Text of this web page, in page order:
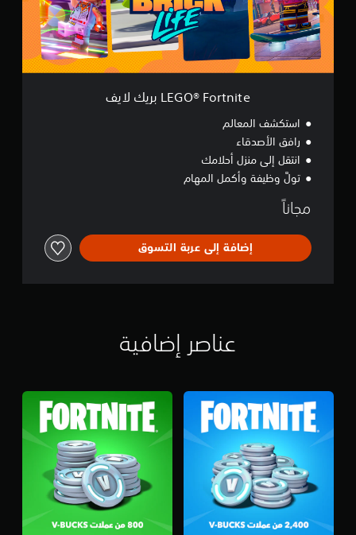
t
t
e
LEGO® Fortnite بريك لايف
استكشف المعالم
رافق الأصدقاء
انتقل إلى منزل أحلامك
تولَّ وظيفة وأكمل المهام
مجاناً
إضافة إلى عربة التسوق
عناصر إضافية